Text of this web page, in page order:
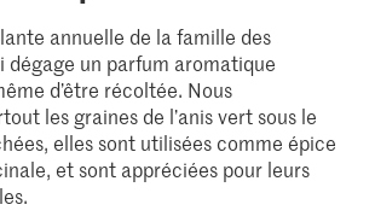
annuelle de la famille des
dégage un parfum aromatique
d’être récoltée. Nous
les graines de l’anis vert sous le
elles sont utilisées comme épice
et sont appréciées pour leurs